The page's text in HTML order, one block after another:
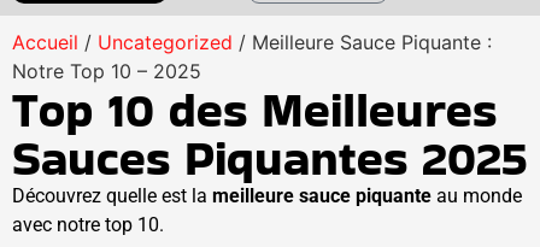
Accueil / Uncategorized / Meilleure Sauce Piquante :
Notre Top 10 – 2025
Top 10 des Meilleures
Sauces Piquantes 2025
Découvrez quelle est la meilleure sauce piquante au monde
avec notre top 10.